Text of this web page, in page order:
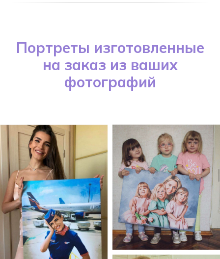
Портреты изготовленные
на заказ из ваших
фотографий